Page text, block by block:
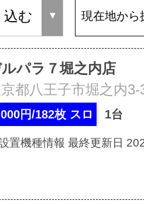
現在地から
パラ７堀之内店
都八王子市堀之内3-
円/182枚 スロ 1台
置機種情報 最終更新日